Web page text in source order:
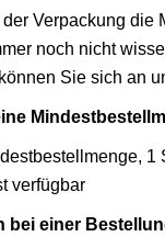
Verpackung die
noch nicht
Sie sich an
1
verfügbar
bei einer